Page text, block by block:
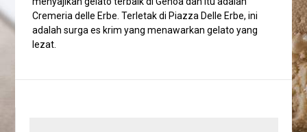
Cremeria delle Erbe. Terletak di Piazza Delle Erbe, ini
adalah surga es krim yang menawarkan gelato yang
lezat.